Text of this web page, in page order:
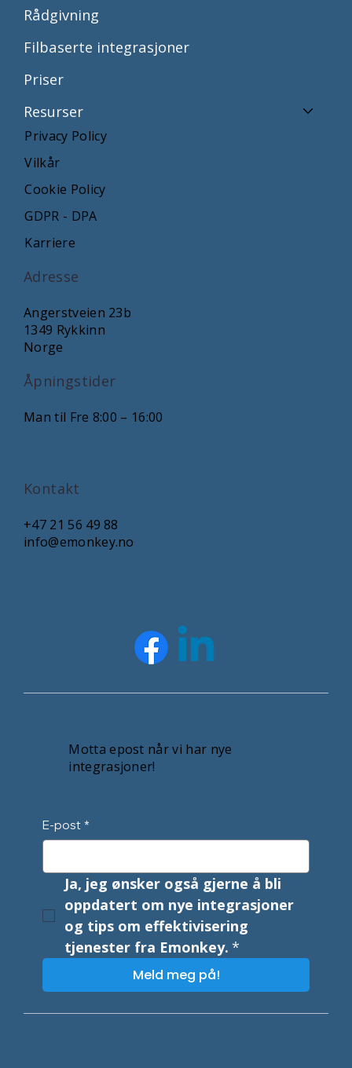
Privacy Policy
Rådgivning
Filbaserte integrasjoner
Priser
Resurser
Vilkår
Cookie Policy
GDPR - DPA
Karriere
Adresse
Angerstveien 23b
1349 Rykkinn
Norge
Åpningstider
Man til Fre 8:00 – 16:00
Kontakt
+47 21 56 49 88
info@emonkey.no
Motta epost når vi har nye
integrasjoner!
E-post *
Ja, jeg ønsker også gjerne å bli
oppdatert om nye integrasjoner
og tips om effektivisering
tjenester fra Emonkey. *
Meld meg på!